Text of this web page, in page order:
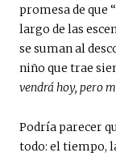
promesa de que
largo de las
se suman al
niño que trae
vendrá hoy, pero
Podría parecer
todo: el tiempo,